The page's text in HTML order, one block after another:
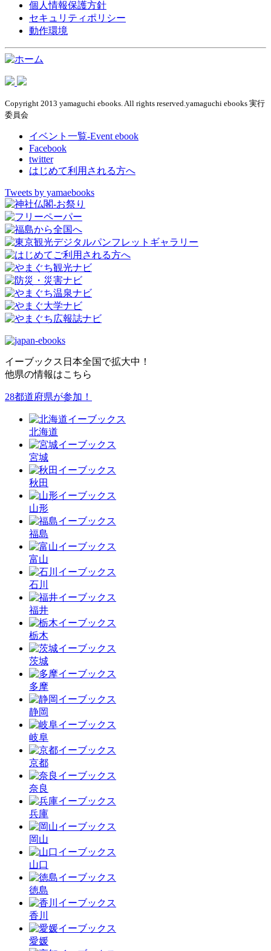
個人情報保護方針
セキュリティポリシー
動作環境
Copyright 2013 yamaguchi ebooks. All rights reserved.yamaguchi ebooks 実行
委員会
イベント一覧-Event ebook
Facebook
twitter
はじめて利用される方へ
Tweets by yamaebooks
イーブックス日本全国で拡大中！
他県の情報はこちら
28都道府県が参加！
北海道
宮城
秋田
山形
福島
富山
石川
福井
栃木
茨城
多摩
静岡
岐阜
京都
奈良
兵庫
岡山
山口
徳島
香川
愛媛